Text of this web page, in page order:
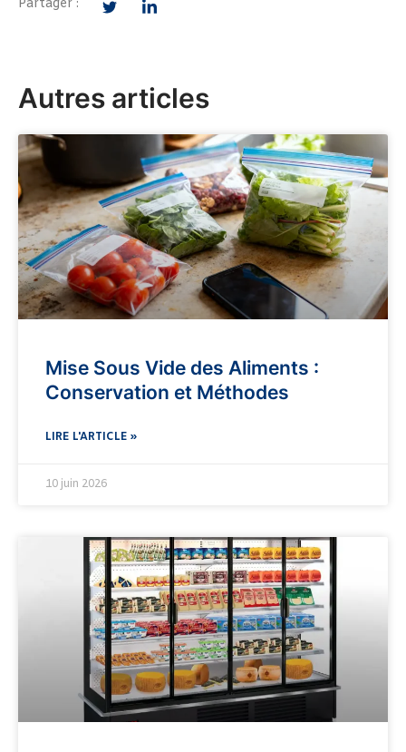
Partager :
Autres articles
Mise Sous Vide des Aliments :
Conservation et Méthodes
LIRE L'ARTICLE »
10 juin 2026